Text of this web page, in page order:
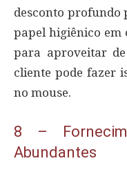
desconto profundo
papel higiênico em
para aproveitar
cliente pode fazer
no mouse.
8 –
Abundantes